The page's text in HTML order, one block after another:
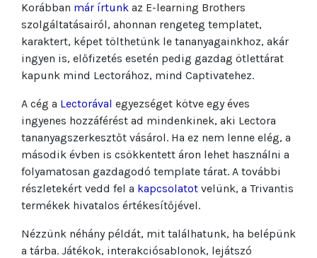
Korábban már írtunk az E-learning Brothers
szolgáltatásairól, ahonnan rengeteg templatet,
karaktert, képet tölthetünk le tananyagainkhoz, akár
ingyen is, előfizetés esetén pedig gazdag ötlettárat
kapunk mind Lectorához, mind Captivatehez.
A cég a Lectorával egyezséget kötve egy éves
ingyenes hozzáférést ad mindenkinek, aki Lectora
tananyagszerkesztőt vásárol. Ha ez nem lenne elég, a
második évben is csökkentett áron lehet használni a
folyamatosan gazdagodó template tárat. A további
részletekért vedd fel a kapcsolatot velünk, a Trivantis
termékek hivatalos értékesítőjével.
Nézzünk néhány példát, mit találhatunk, ha belépünk
a tárba. Játékok, interakciósablonok, lejátszó